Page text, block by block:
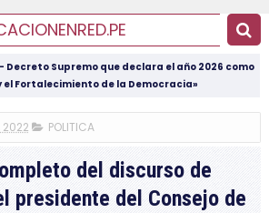
Decreto Supremo que declara el año 2026 como
el Fortalecimiento de la Democracia»
2022 POLITICA
del discurso de
presidente del Consejo de